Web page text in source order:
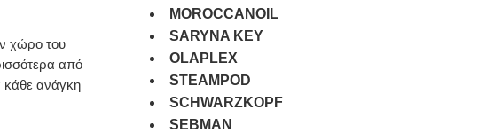
χώρο του
από
κάθε ανάγκη
MOROCCANOIL
SARYNA KEY
OLAPLEX
STEAMPOD
SCHWARZKOPF
SEBMAN